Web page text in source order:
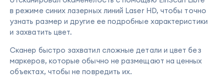
в режиме синих лазерных линий Laser HD, чтобы точно
узнать размер и другие ее подробные характеристики
и захватить цвет.
Сканер быстро захватил сложные детали и цвет без
маркеров, которые обычно не размещают на ценных
объектах, чтобы не повредить их.